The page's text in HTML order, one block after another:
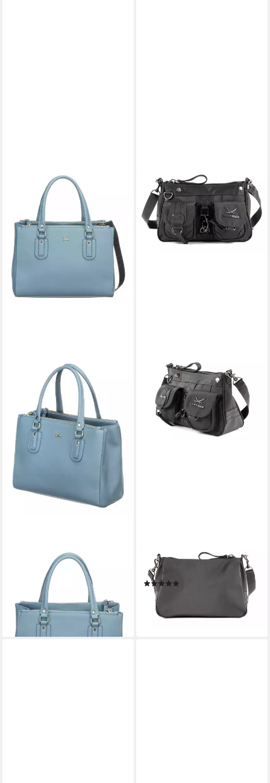
Umhängetasche Zip Bag
149,95 €
lieferbar - in 2-3 Werktagen bei dir
SANSIBAR
Umhängetasche Zip Bag
49,95 €
-62%